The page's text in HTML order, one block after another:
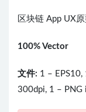
区块链 App UX
100% Vector
文件: 1 – EPS10,
300dpi, 1 – PNG